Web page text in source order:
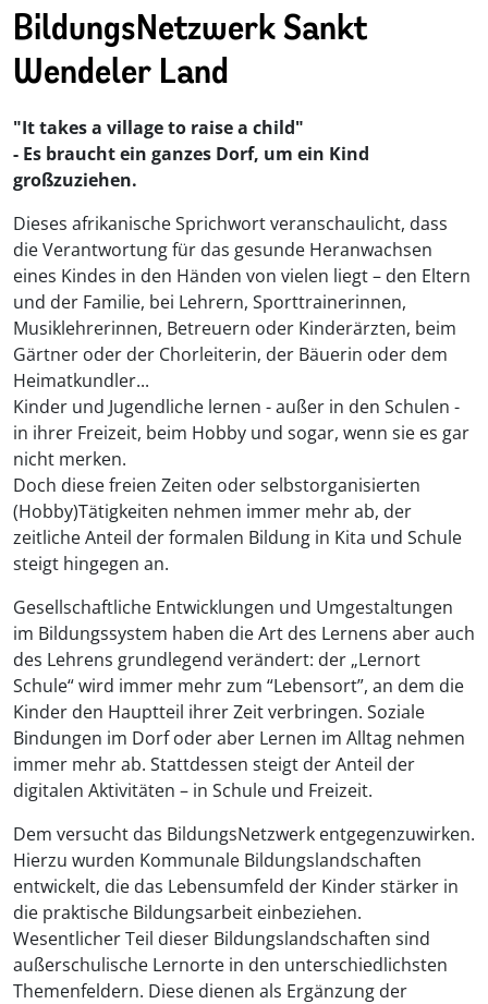
BildungsNetzwerk Sankt
Wendeler Land
"It takes a village to raise a child"
- Es braucht ein ganzes Dorf, um ein Kind
großzuziehen.
Dieses afrikanische Sprichwort veranschaulicht, dass
die Verantwortung für das gesunde Heranwachsen
eines Kindes in den Händen von vielen liegt – den Eltern
und der Familie, bei Lehrern, Sporttrainerinnen,
Musiklehrerinnen, Betreuern oder Kinderärzten, beim
Gärtner oder der Chorleiterin, der Bäuerin oder dem
Heimatkundler...
Kinder und Jugendliche lernen - außer in den Schulen -
in ihrer Freizeit, beim Hobby und sogar, wenn sie es gar
nicht merken.
Doch diese freien Zeiten oder selbstorganisierten
(Hobby)Tätigkeiten nehmen immer mehr ab, der
zeitliche Anteil der formalen Bildung in Kita und Schule
steigt hingegen an.
Gesellschaftliche Entwicklungen und Umgestaltungen
im Bildungssystem haben die Art des Lernens aber auch
des Lehrens grundlegend verändert: der „Lernort
Schule“ wird immer mehr zum “Lebensort”, an dem die
Kinder den Hauptteil ihrer Zeit verbringen. Soziale
Bindungen im Dorf oder aber Lernen im Alltag nehmen
immer mehr ab. Stattdessen steigt der Anteil der
digitalen Aktivitäten – in Schule und Freizeit.
Dem versucht das BildungsNetzwerk entgegenzuwirken.
Hierzu wurden Kommunale Bildungslandschaften
entwickelt, die das Lebensumfeld der Kinder stärker in
die praktische Bildungsarbeit einbeziehen.
Wesentlicher Teil dieser Bildungslandschaften sind
außerschulische Lernorte in den unterschiedlichsten
Themenfeldern. Diese dienen als Ergänzung der
Sankt Wendel
Themenfeld Wald / Wild / Wasser
Themenfeld Naturschutz
Themenfeld Energie